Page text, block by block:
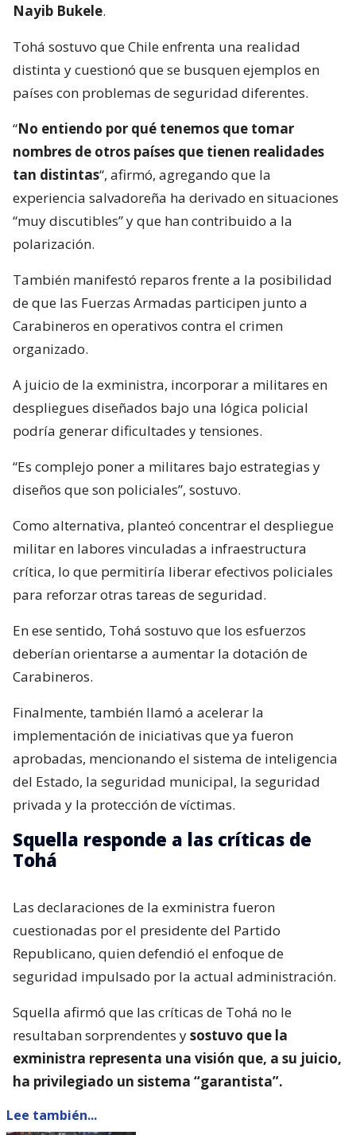
Nayib Bukele.
Tohá sostuvo que Chile enfrenta una realidad
distinta y cuestionó que se busquen ejemplos en
países con problemas de seguridad diferentes.
“No entiendo por qué tenemos que tomar
nombres de otros países que tienen realidades
tan distintas“, afirmó, agregando que la
experiencia salvadoreña ha derivado en situaciones
“muy discutibles” y que han contribuido a la
polarización.
También manifestó reparos frente a la posibilidad
de que las Fuerzas Armadas participen junto a
Carabineros en operativos contra el crimen
organizado.
A juicio de la exministra, incorporar a militares en
despliegues diseñados bajo una lógica policial
podría generar dificultades y tensiones.
“Es complejo poner a militares bajo estrategias y
diseños que son policiales”, sostuvo.
Como alternativa, planteó concentrar el despliegue
militar en labores vinculadas a infraestructura
crítica, lo que permitiría liberar efectivos policiales
para reforzar otras tareas de seguridad.
En ese sentido, Tohá sostuvo que los esfuerzos
deberían orientarse a aumentar la dotación de
Carabineros.
Finalmente, también llamó a acelerar la
implementación de iniciativas que ya fueron
aprobadas, mencionando el sistema de inteligencia
del Estado, la seguridad municipal, la seguridad
privada y la protección de víctimas.
Squella responde a las críticas de
Tohá
Las declaraciones de la exministra fueron
cuestionadas por el presidente del Partido
Republicano, quien defendió el enfoque de
seguridad impulsado por la actual administración.
Squella afirmó que las críticas de Tohá no le
resultaban sorprendentes ysostuvo que la
exministra representa una visión que, a su juicio,
ha privilegiado un sistema “garantista”.
Lee también...